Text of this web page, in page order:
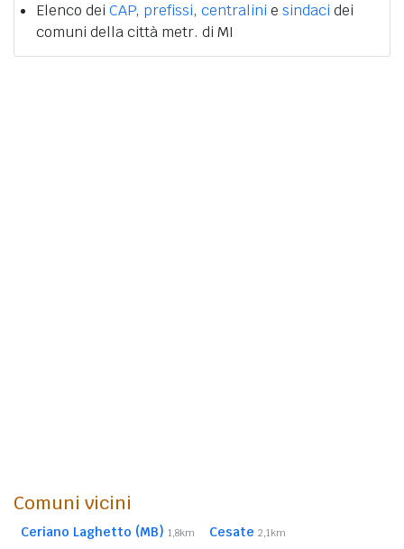
Elenco dei CAP, prefissi, centralini e sindaci dei
comuni della città metr. di MI
Comuni vicini
Ceriano Laghetto (MB) 1,8km Cesate 2,1km